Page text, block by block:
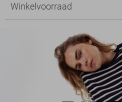
Winkelvoorraad